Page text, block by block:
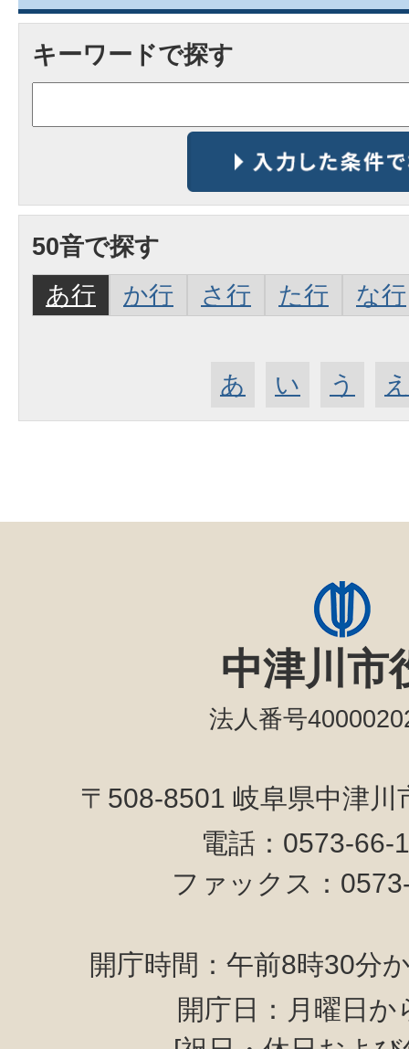
キーワードで探す
50音で探す
あ行
か行 さ行 た行 な行
あ い う え
中津川市
法人番号
〒508-8501 岐阜県中津
電話：0573-
ファックス：
開庁時間：午前8時30分
開庁日：月曜日か